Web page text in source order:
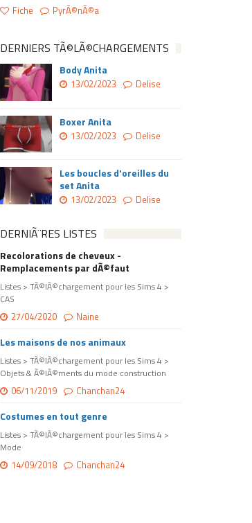
Fiche PyrÃ©nÃ©a
DERNIERS TÃ©LÃ©CHARGEMENTS
Body Anita
13/02/2023 Delise
Boxer Anita
13/02/2023 Delise
Les boucles d'oreilles du
set Anita
13/02/2023 Delise
DERNIÃ¨RES LISTES
Recolorations de cheveux -
Remplacements par dÃ©faut
Listes > TÃ©lÃ©chargement pour les Sims 4 >
CAS
27/04/2020 Naine
Les maisons de nos animaux
Listes > TÃ©lÃ©chargement pour les Sims 4 >
Objets & Ã©lÃ©ments du mode construction
06/11/2019 Chanchan24
Costumes en tout genre
Listes > TÃ©lÃ©chargement pour les Sims 4 >
Mode
14/09/2018 Chanchan24